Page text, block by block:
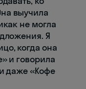
выучила
не могла
Я
когда она
и говорила
даже «Кофе